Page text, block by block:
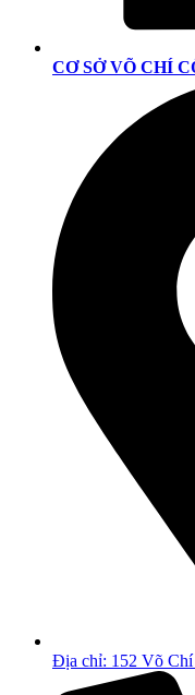
CƠ SỞ VÕ CHÍ
Địa chỉ: 152 Võ